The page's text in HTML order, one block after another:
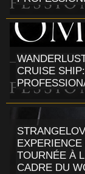
CRUISE
TOURNÉE À
CADRE DU